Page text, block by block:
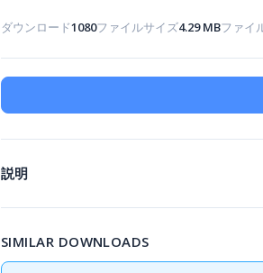
ダウンロード1080ファイルサイズ4.29 MBファイ
説明
SIMILAR DOWNLOADS